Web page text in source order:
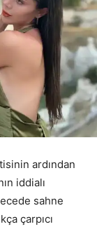
ardından
iddialı
sahne
çarpıcı